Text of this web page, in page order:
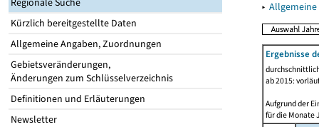
Kürzlich bereitgestellte Daten
Allgemeine Angaben, Zuordnungen
Gebietsveränderungen,
Änderungen zum Schlüsselverzeichnis
Definitionen und Erläuterungen
Newsletter
▸
Ergebnisse
ab 2015:
Aufgrund der
für die Monate